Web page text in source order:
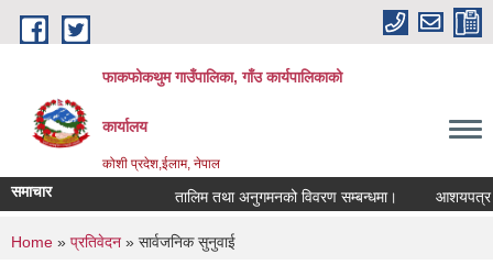
Skip to main content
फाकफोकथुम गाउँपालिका, गाँउ कार्यपालिकाको
कार्यालय
कोशी प्रदेश,ईलाम, नेपाल
समाचार तालिम तथा अनुगमनको विवरण सम्बन्धमा। आशयपत्र
You are here
Home » प्रतिवेदन » सार्वजनिक सुनुवाई